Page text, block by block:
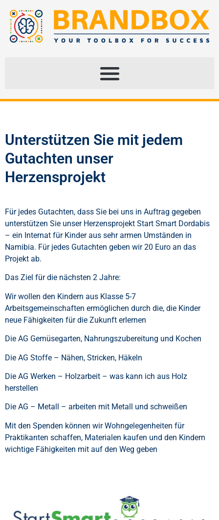
Unterstützen Sie mit jedem
Gutachten unser
Herzensprojekt
Für jedes Gutachten, dass Sie bei uns in Auftrag gegeben
unterstützen Sie unser Herzensprojekt Start Smart Dordabis
– ein Internat für Kinder aus sehr armen Umständen in
Namibia. Für jedes Gutachten geben wir 20 Euro an das
Projekt ab.
Das Ziel für die nächsten 2 Jahre:
Wir wollen den Kindern aus Klasse 5-7
Arbeitsgemeinschaften ermöglichen durch die, die Kinder
neue Fähigkeiten für die Zukunft erlernen
Die AG Gemüsegarten, Nahrungszubereitung und Kochen
Die AG Stoffe – Nähen, Stricken, Häkeln
Die AG Werken – Holzarbeit – was kann ich aus Holz
herstellen
Die AG – Metall – arbeiten mit Metall und schweißen
Mit den Spenden können wir Wohngelegenheiten für
Praktikanten schaffen, Materialen kaufen und den Kindern
wichtige Fähigkeiten mit auf den Weg geben